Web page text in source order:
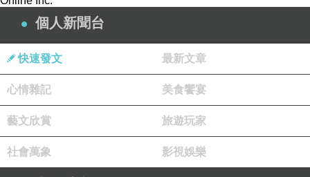
上一篇：深夜收音機
下一篇： 巷弄裡吹著自由主義的風
個人新聞台
快速發文 最新文章
心情雜記 美食饗宴
藝文欣賞 旅遊玩家
社會萬象 影視娛樂